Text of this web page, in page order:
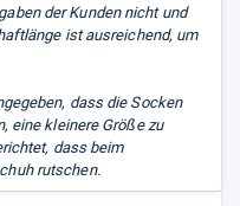
der Kunden nicht und
ist ausreichend, um
dass die Socken
eine kleinere Größe zu
dass beim
rutschen.